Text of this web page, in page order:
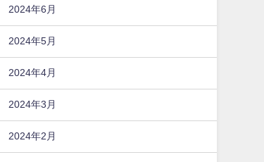
2024年6月
2024年5月
2024年4月
2024年3月
2024年2月